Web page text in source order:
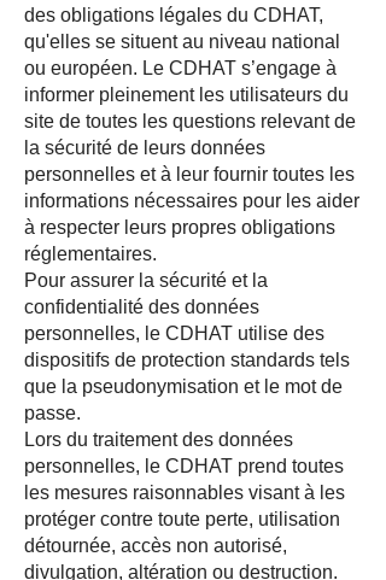
des obligations légales du CDHAT,
qu'elles se situent au niveau national
ou européen. Le CDHAT s’engage à
informer pleinement les utilisateurs du
site de toutes les questions relevant de
la sécurité de leurs données
personnelles et à leur fournir toutes les
informations nécessaires pour les aider
à respecter leurs propres obligations
réglementaires.
Pour assurer la sécurité et la
confidentialité des données
personnelles, le CDHAT utilise des
dispositifs de protection standards tels
que la pseudonymisation et le mot de
passe.
Lors du traitement des données
personnelles, le CDHAT prend toutes
les mesures raisonnables visant à les
protéger contre toute perte, utilisation
détournée, accès non autorisé,
divulgation, altération ou destruction.